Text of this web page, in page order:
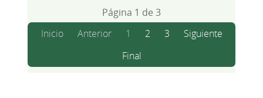
Página 1 de 3
Inicio
Anterior 1 2 3
Siguiente
Final